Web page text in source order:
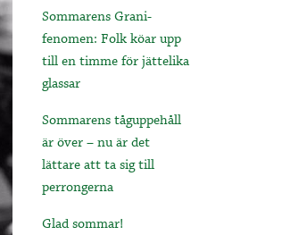
Sommarens Grani-
fenomen: Folk köar upp
till en timme för jättelika
glassar
Sommarens tåguppehåll
är över – nu är det
lättare att ta sig till
perrongerna
Glad sommar!